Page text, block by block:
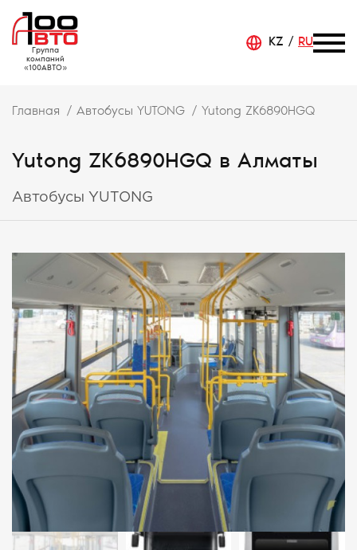
Группа
компаний
«100АВТО»
KZ RU
Главная Автобусы YUTONG Yutong ZK6890HGQ
Yutong ZK6890HGQ в Алматы
Автобусы YUTONG